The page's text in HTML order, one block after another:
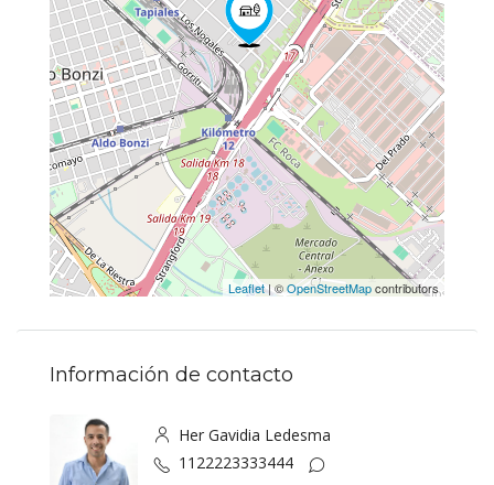
Leaflet| ©OpenStreetMapcontributors
Información de contacto
Her Gavidia Ledesma
1122223333444